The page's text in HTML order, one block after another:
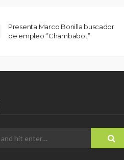
Presenta Marco Bonilla buscador
de empleo ‘’Chambabot’’